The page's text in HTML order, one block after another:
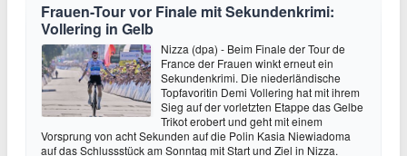
Frauen-Tour vor Finale mit Sekundenkrimi:
Vollering in Gelb
Nizza (dpa) - Beim Finale der Tour de
France der Frauen winkt erneut ein
Sekundenkrimi. Die niederländische
Topfavoritin Demi Vollering hat mit ihrem
Sieg auf der vorletzten Etappe das Gelbe
Trikot erobert und geht mit einem
Vorsprung von acht Sekunden auf die Polin Kasia Niewiadoma
auf das Schlussstück am Sonntag mit Start und Ziel in Nizza.